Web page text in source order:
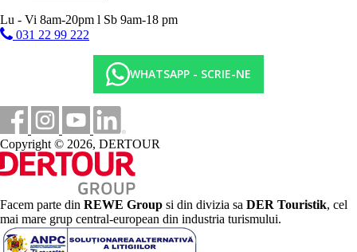
Lu - Vi 8am-20pm l Sb 9am-18 pm
031 22 99 222
WHATSAPP - SCRIE-NE
Copyright © 2026, DERTOUR
Facem parte din REWE Group si din divizia sa DER Touristik, cel
mai mare grup central-european din industria turismului.